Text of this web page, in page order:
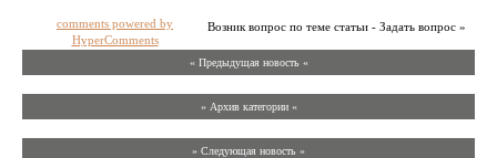
Возник вопрос по теме статьи - Задать вопрос »
comments powered by
HyperComments
« Предыдущая новость «
» Архив категории «
» Следующая новость »